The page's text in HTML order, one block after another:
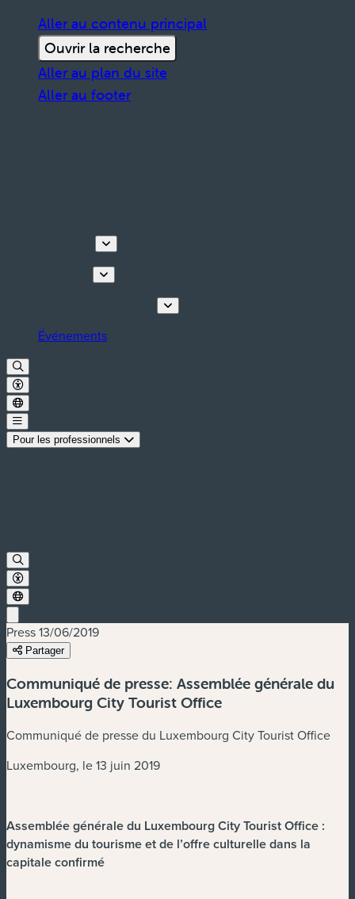
Aller au contenu principal
Ouvrir la recherche
Aller au plan du site
Aller au footer
Événements
Pour les professionnels
Press13/06/2019
Partager
Communiqué de presse: Assemblée générale du
Luxembourg City Tourist Office
Communiqué de presse du Luxembourg City Tourist Office
Luxembourg, le 13 juin 2019
Assemblée générale du Luxembourg City Tourist Office :
dynamisme du tourisme et de l’offre culturelle dans la
capitale confirmé